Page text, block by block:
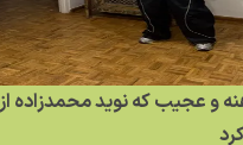
و عجیب که نوید محمدزاده از